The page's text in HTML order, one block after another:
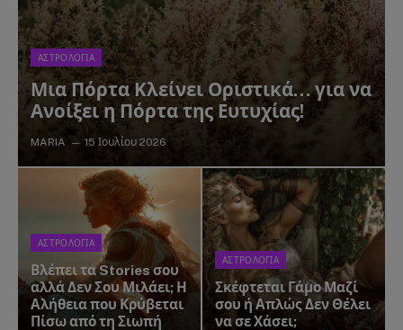
ΑΣΤΡΟΛΟΓΙΑ
Μια Πόρτα Κλείνει Οριστικά… για να
Ανοίξει η Πόρτα της Ευτυχίας!
MARIA 15 Ιουλίου 2026
ΑΣΤΡΟΛΟΓΙΑ
Βλέπει τα Stories σου
αλλά Δεν Σου Μιλάει; Η
Αλήθεια που Κρύβεται
Πίσω από τη Σιωπή
ΑΣΤΡΟΛΟΓΙΑ
Σκέφτεται Γάμο Μαζί
σου ή Απλώς Δεν Θέλει
να σε Χάσει;